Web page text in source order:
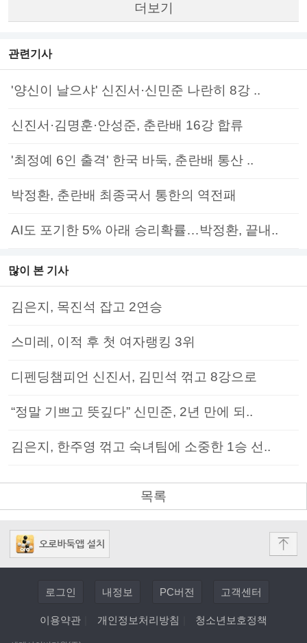
더보기
관련기사
'양신이 날으샤' 신진서·신민준 나란히 8강 ..
신진서·김명훈·안성준, 춘란배 16강 합류
'최정예 6인 출격' 한국 바둑, 춘란배 통산 ..
박정환, 춘란배 최종국서 통한의 역전패
AI도 포기한 5% 아래 승리확률…박정환, 끝내..
많이 본 기사
김은지, 목진석 잡고 2연승
스미레, 이적 후 첫 여자랭킹 3위
디펜딩챔피언 신진서, 김민석 꺾고 8강으로
“정말 기쁘고 뜻깊다” 신민준, 2년 만에 되..
김은지, 한주영 꺾고 숙녀팀에 소중한 1승 선..
목록
로그인 내정보 PC버전 고객센터
이용약관 개인정보처리방침 청소년보호정책